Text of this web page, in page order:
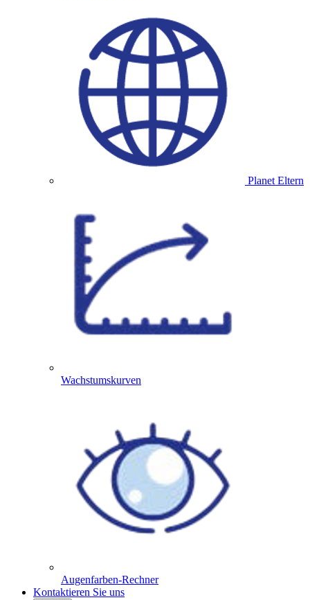
Planet Eltern
Wachstumskurven
Augenfarben-Rechner
Kontaktieren Sie uns